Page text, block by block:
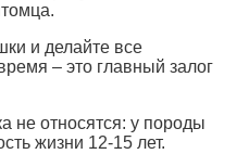
и делайте все
– это главный залог
не относятся: у породы
жизни 12-15 лет.